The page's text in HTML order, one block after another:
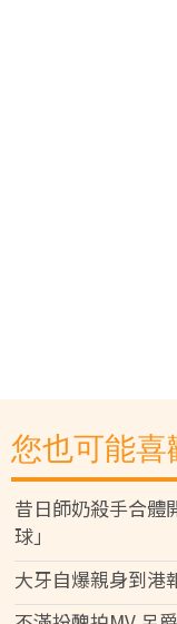
您也可能喜
昔日師奶殺手合體
球」
大牙自爆親身到港